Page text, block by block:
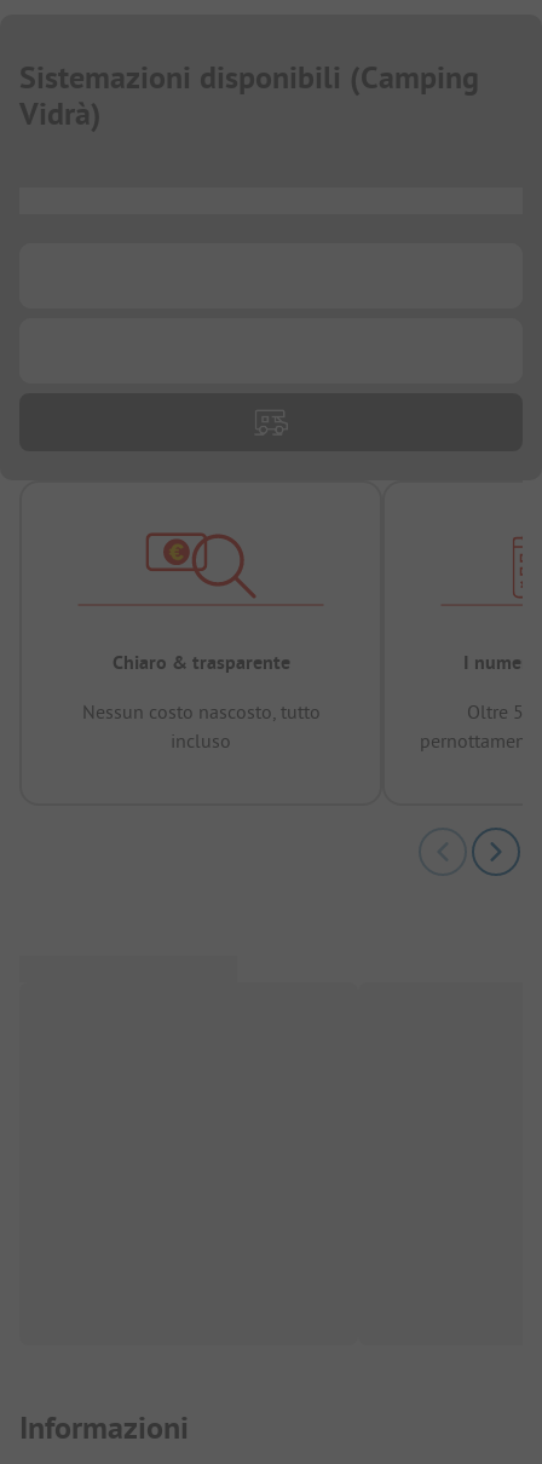
Sistemazioni disponibili (Camping
Vidrà)
Chiaro & trasparente
Nessun costo nascosto, tutto
incluso
I numeri
Oltre
Informazioni